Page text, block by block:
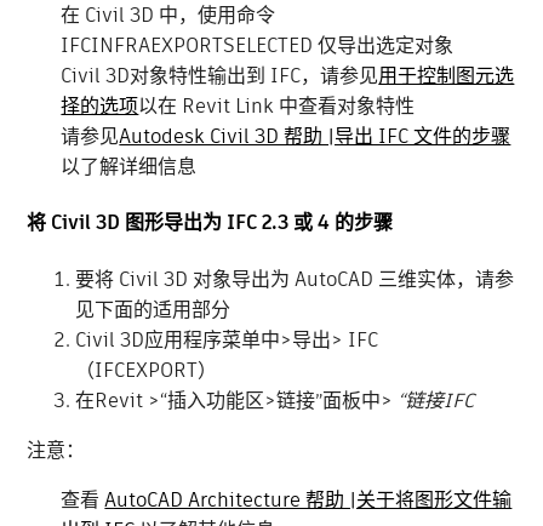
在 Civil 3D 中，使用命令
IFCINFRAEXPORTSELECTED 仅导出选定对象
Civil 3D对象特性输出到 IFC，请参见用于控制图元选
择的选项以在 Revit Link 中查看对象特性
请参见Autodesk Civil 3D 帮助 |导出 IFC 文件的步骤
以了解详细信息
将 Civil 3D 图形导出为 IFC 2.3 或 4 的步骤
要将 Civil 3D 对象导出为 AutoCAD 三维实体，请参
见下面的适用部分
Civil 3D应用程序菜单中>导出> IFC
（IFCEXPORT）
在Revit >“插入功能区>链接”面板中> “链接IFC
注意：
查看AutoCAD Architecture 帮助 |关于将图形文件输